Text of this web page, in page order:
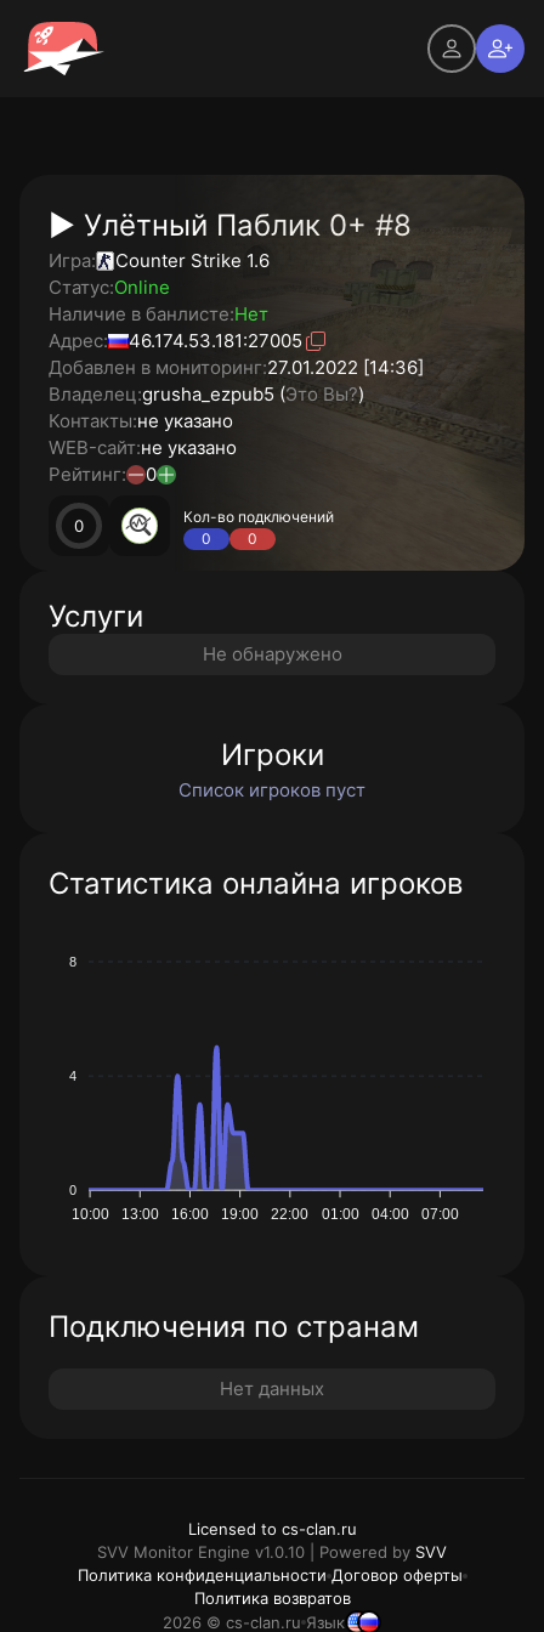
► Улётный Паблик 0+ #8
Игра:
Counter Strike 1.6
Статус:Online
Наличие в банлисте:Нет
Адрес:
46.174.53.181:27005
Добавлен в мониторинг:27.01.2022 [14:36]
Владелец:grusha_ezpub5 (Это Вы?)
Контакты:не указано
WEB-сайт:не указано
Рейтинг:
0
0
Кол-во подключений
0
0
Услуги
Не обнаружено
Игроки
Список игроков пуст
Статистика онлайна игроков
8
4
0
10:00 13:00 16:00 19:00 22:00 01:00 04:00 07:00
Подключения по странам
Нет данных
Политика конфиденциальности Договор оферты
Политика возвратов
2026 © cs-clan.ru Язык
Licensed to cs-clan.ru
SVV Monitor Engine v1.0.10 | Powered by SVV